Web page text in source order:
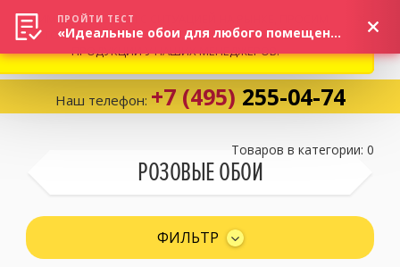
Избранное:0 товаров
Наш телефон: +7 (495) 255-04-74
РОЗОВЫЕ ОБОИ
Товаров в категории: 0
ФИЛЬТР
ВНИМАНИЕ! В СВЯЗИ С СИТУАЦИЕЙ НА РЫНКЕ, ПРОСИМ
УТОЧНЯТЬ АКТУАЛЬНУЮ СТОИМОСТЬ И НАЛИЧИЕ
ПРОДУКЦИИ У НАШИХ МЕНЕДЖЕРОВ.
ПРОЙТИ ТЕСТ
«Идеальные обои для любого помещения!»